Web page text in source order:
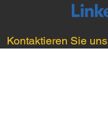
Kontaktieren Sie uns